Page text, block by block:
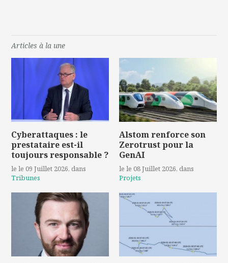
Articles à la une
Cyberattaques : le
prestataire est-il
toujours responsable ?
le le 09 Juillet 2026, dans
Tribunes
Alstom renforce son
Zerotrust pour la
GenAI
le le 08 Juillet 2026, dans
Projets